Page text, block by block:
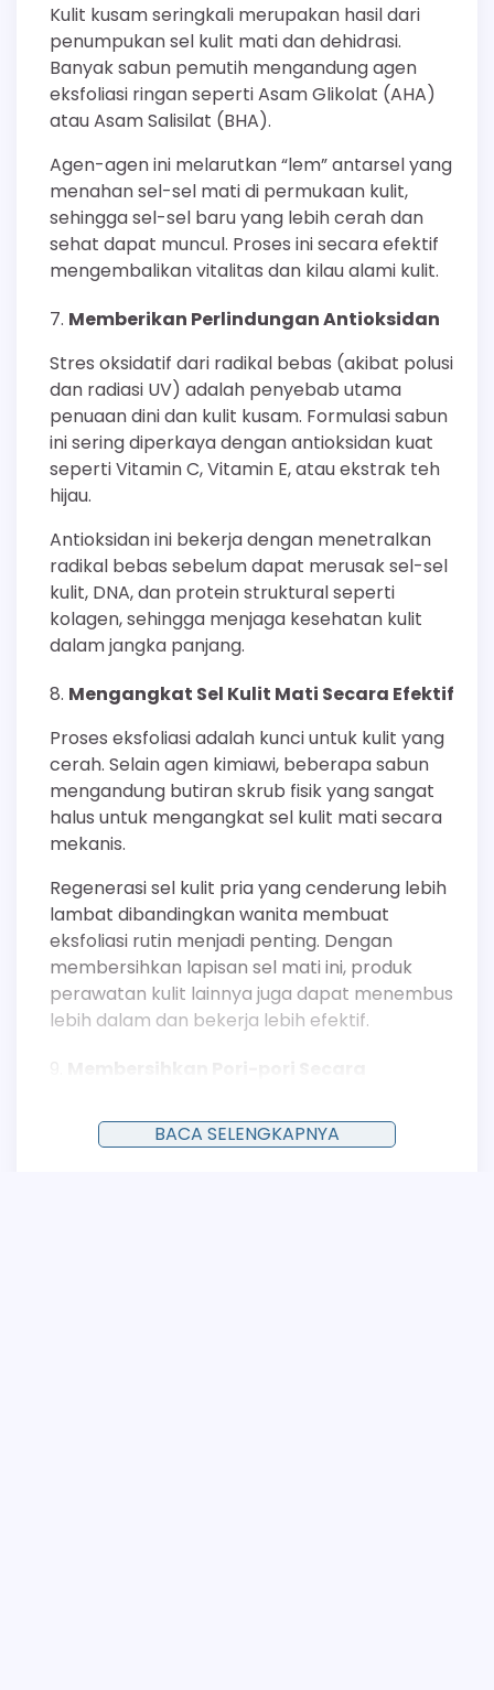
Kulit kusam seringkali merupakan hasil dari
penumpukan sel kulit mati dan dehidrasi.
Banyak sabun pemutih mengandung agen
eksfoliasi ringan seperti Asam Glikolat (AHA)
atau Asam Salisilat (BHA).
Agen-agen ini melarutkan “lem” antarsel yang
menahan sel-sel mati di permukaan kulit,
sehingga sel-sel baru yang lebih cerah dan
sehat dapat muncul. Proses ini secara efektif
mengembalikan vitalitas dan kilau alami kulit.
Memberikan Perlindungan Antioksidan
Stres oksidatif dari radikal bebas (akibat polusi
dan radiasi UV) adalah penyebab utama
penuaan dini dan kulit kusam. Formulasi sabun
ini sering diperkaya dengan antioksidan kuat
seperti Vitamin C, Vitamin E, atau ekstrak teh
hijau.
Antioksidan ini bekerja dengan menetralkan
radikal bebas sebelum dapat merusak sel-sel
kulit, DNA, dan protein struktural seperti
kolagen, sehingga menjaga kesehatan kulit
dalam jangka panjang.
Mengangkat Sel Kulit Mati Secara Efektif
Proses eksfoliasi adalah kunci untuk kulit yang
cerah. Selain agen kimiawi, beberapa sabun
mengandung butiran skrub fisik yang sangat
halus untuk mengangkat sel kulit mati secara
mekanis.
Regenerasi sel kulit pria yang cenderung lebih
lambat dibandingkan wanita membuat
eksfoliasi rutin menjadi penting. Dengan
membersihkan lapisan sel mati ini, produk
perawatan kulit lainnya juga dapat menembus
lebih dalam dan bekerja lebih efektif.
Kulit pria memiliki kelenjar sebaceous yang
BACA SELENGKAPNYA